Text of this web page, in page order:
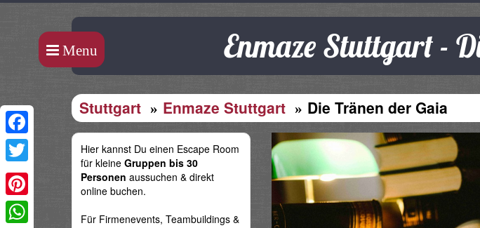
Menu Enmaze Stuttgart -
Stuttgart Enmaze Stuttgart Die Tränen der Gaia
Hier kannst Du einen Escape Room
für kleine Gruppen bis 30
Personen aussuchen & direkt
online buchen.
Für Firmenevents, Teambuildings &
Facebook
Twitter
Pinterest